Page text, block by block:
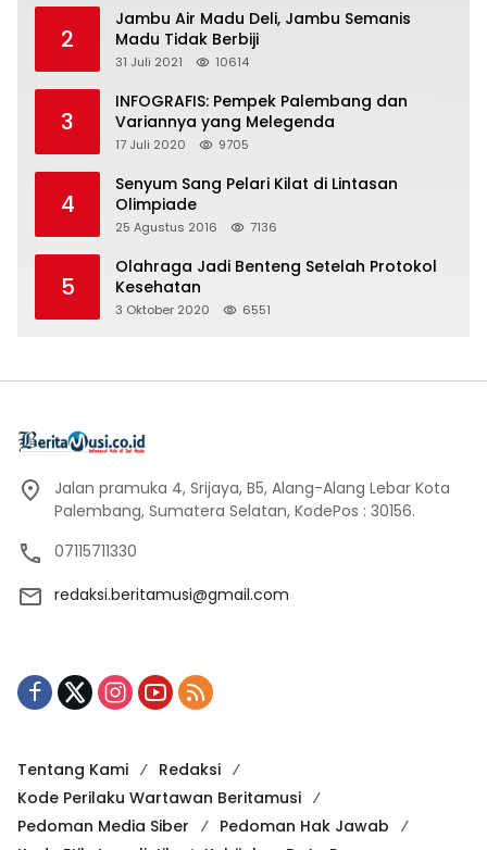
2
Jambu Air Madu Deli, Jambu Semanis
Madu Tidak Berbiji
31 Juli 2021 10614
3
INFOGRAFIS: Pempek Palembang dan
Variannya yang Melegenda
17 Juli 2020 9705
4
Senyum Sang Pelari Kilat di Lintasan
Olimpiade
25 Agustus 2016 7136
5
Olahraga Jadi Benteng Setelah Protokol
Kesehatan
3 Oktober 2020 6551
Jalan pramuka 4, Srijaya, B5, Alang-Alang Lebar Kota
Palembang, Sumatera Selatan, KodePos : 30156.
07115711330
redaksi.beritamusi@gmail.com
Tentang Kami
Redaksi
Kode Perilaku Wartawan Beritamusi
Pedoman Media Siber
Pedoman Hak Jawab